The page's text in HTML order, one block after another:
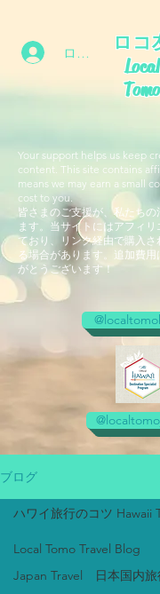
ログインロコ
Local
Tomo
Your support helps us keep
content. This site contains
means we may earn a small
cost to you.
皆さまのご支援が、私たち
ます。当サイトにはアフィ
ており、リンク経由で購入
る場合があります。追加費
がとうございます！
ブログ
Local Tomo Travel Blog
Japan Travel 日本国内旅
ハワイ旅行のコツ Hawaii